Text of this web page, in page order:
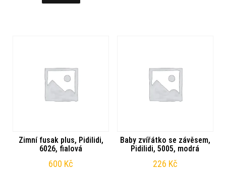
Zimní fusak plus, Pidilidi,
6026, fialová
600 Kč
Baby zvířátko se závěsem,
Pidilidi, 5005, modrá
226 Kč